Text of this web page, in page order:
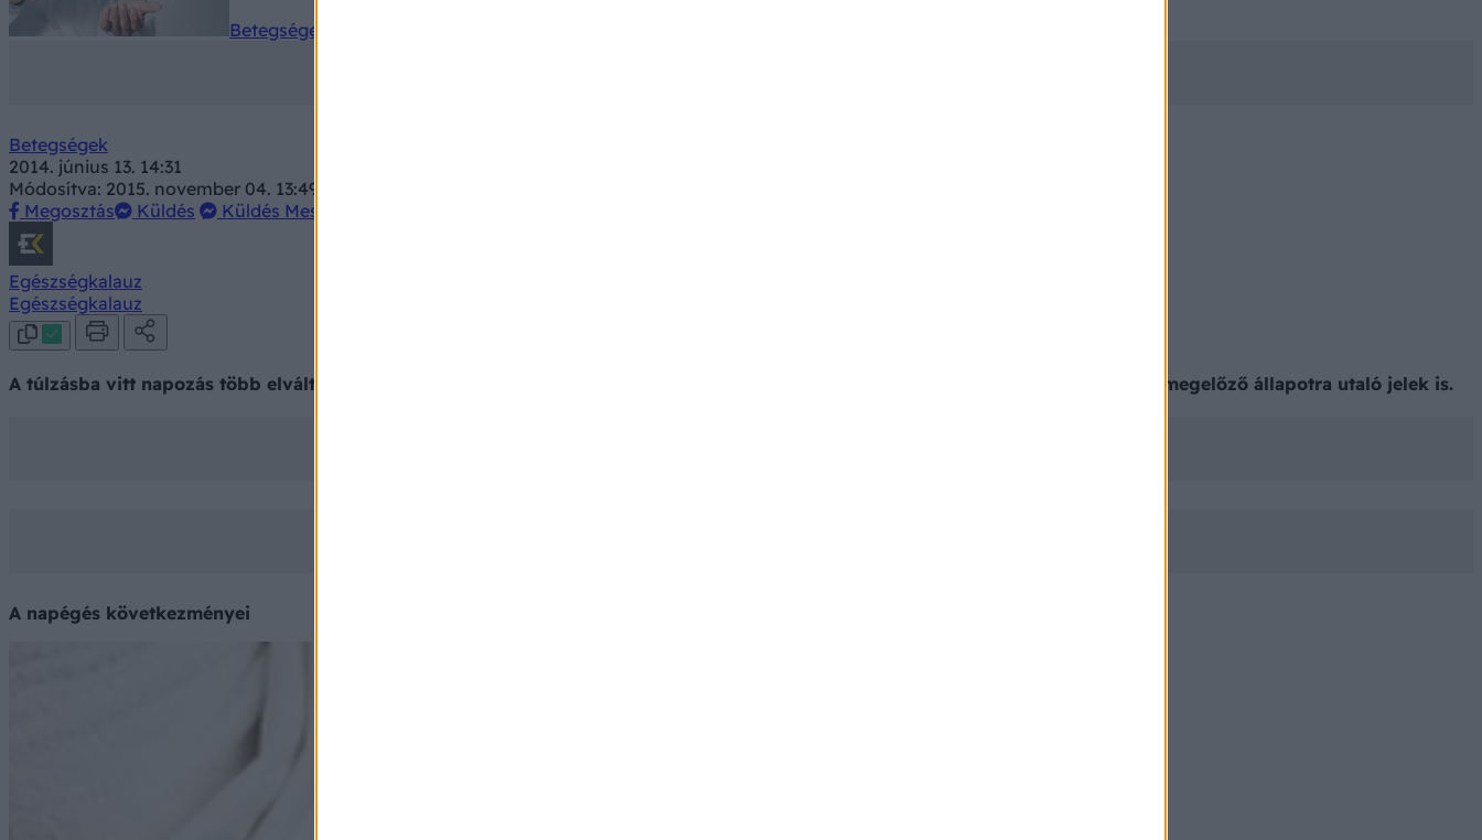
Betegségek A-Z
Betegségek
2014. június 13. 14:31
Módosítva: 2015. november 04. 13:49
Megosztás
Küldés Küldés Messengeren
Egészségkalauz
Egészségkalauz
A túlzásba vitt napozás több elváltozást is okozhat a bőrön. A kisebb, esztétikai problémák mellett megjelenhetnek súlyosabb, rákmegelőző állapotra utaló jelek is.
A napégés következményei